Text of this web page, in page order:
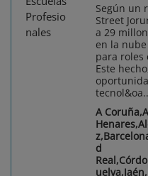
Según un
Street
a 29
en la
para roles
Este
A
d